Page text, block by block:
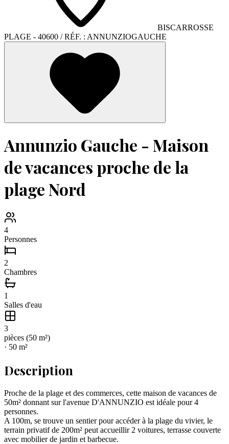
BISCARROSSE
PLAGE - 40600 / RÉF. : ANNUNZIOGAUCHE
Annunzio Gauche - Maison
de vacances proche de la
plage Nord
4
Personnes
2
Chambres
1
Salles d'eau
3
pièces (50 m²)
· 50 m²
Description
Proche de la plage et des commerces, cette maison de vacances de
50m² donnant sur l'avenue D'ANNUNZIO est idéale pour 4
personnes.
A 100m, se trouve un sentier pour accéder à la plage du vivier, le
terrain privatif de 200m² peut accueillir 2 voitures, terrasse couverte
avec mobilier de jardin et barbecue.